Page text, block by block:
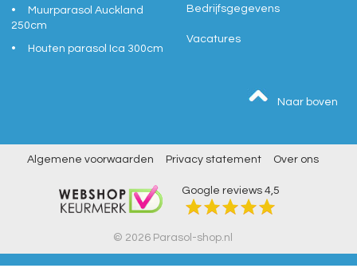
Muurparasol Auckland
250cm
Houten parasol Ica 300cm
Bedrijfsgegevens
Vacatures
Naar boven
Algemene voorwaarden Privacy statement Over ons
Google reviews 4,5
© 2026 Parasol-shop.nl